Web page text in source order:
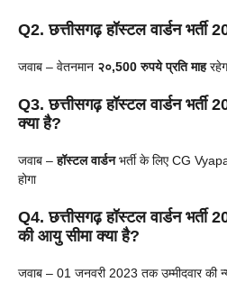
Q2. छत्तीसगढ़हॉस्टल वार्डन भर्ती
जवाब – वेतनमान २०,500 रुपये प्रति माह
Q3. छत्तीसगढ़हॉस्टल वार्डनभर्ती
क्या है?
जवाब –हॉस्टल वार्डनभर्ती के लिए CG
होगा
Q4. छत्तीसगढ़हॉस्टल वार्डनभर्ती
की आयु सीमा क्या है?
जवाब – 01 जनवरी 2023 तक उम्मीदवार